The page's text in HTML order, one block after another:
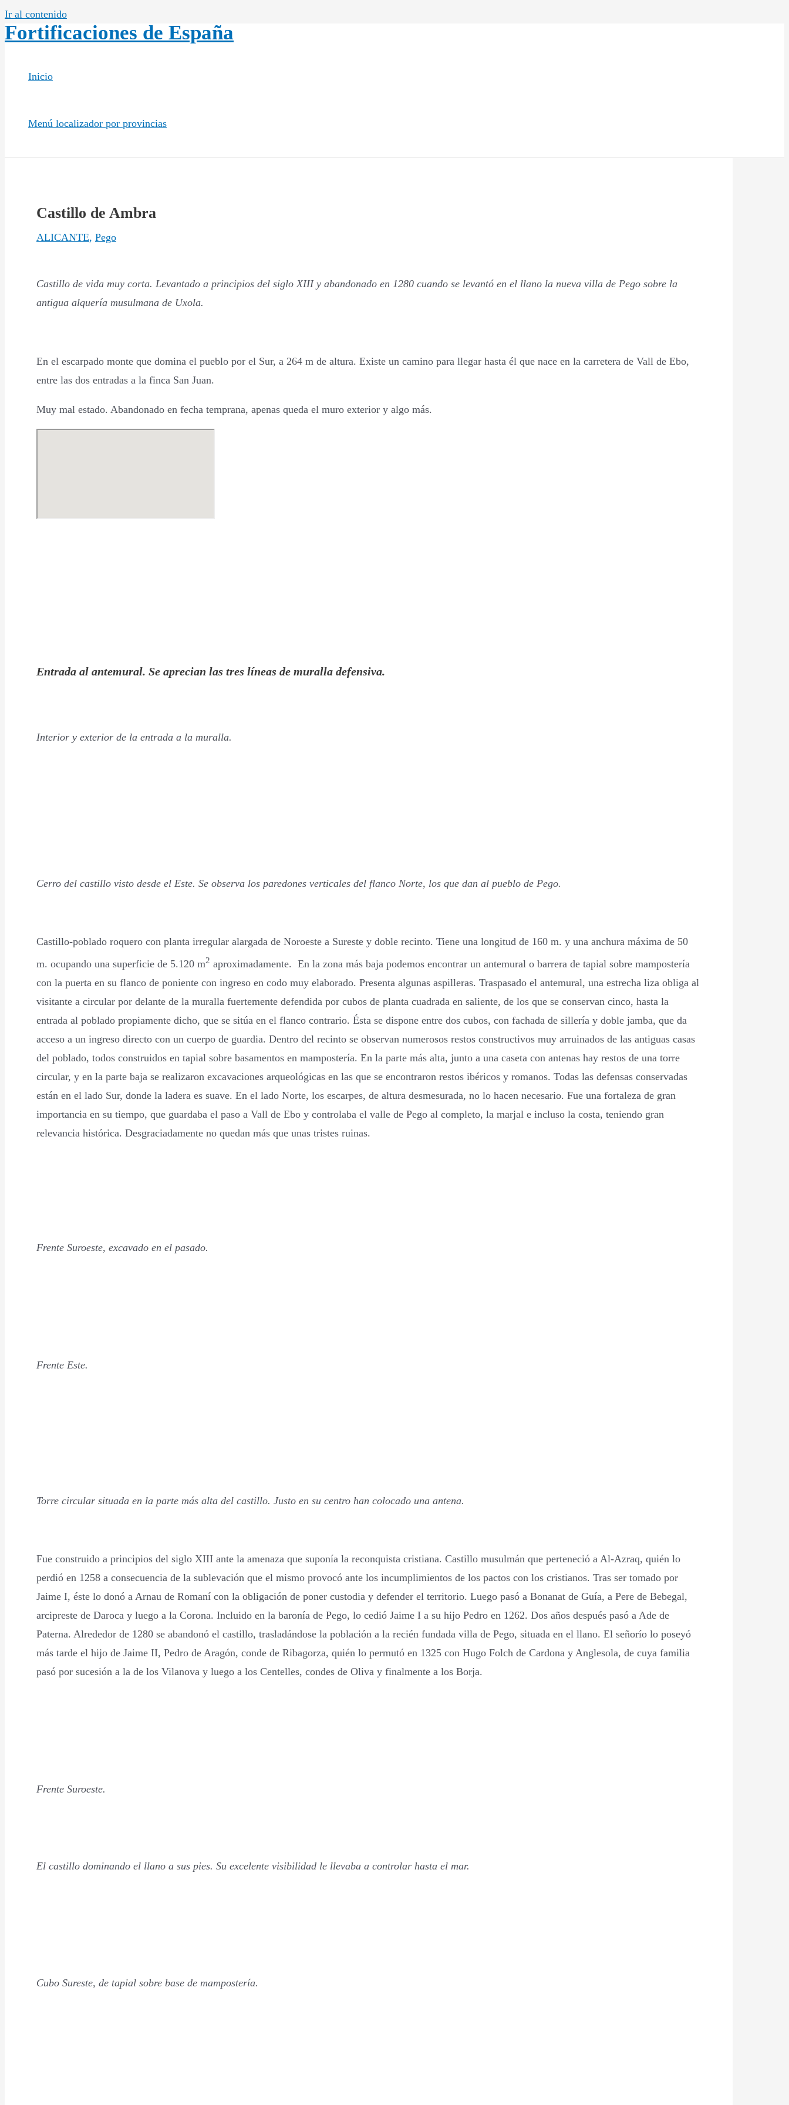
Ir al contenido
Fortificaciones de España
Inicio
Menú localizador por provincias
Castillo de Ambra
ALICANTE, Pego
Castillo de vida muy corta. Levantado a principios del siglo XIII y abandonado en 1280 cuando se levantó en el llano la nueva villa de Pego sobre la
antigua alquería musulmana de Uxola.
En el escarpado monte que domina el pueblo por el Sur, a 264 m de altura. Existe un camino para llegar hasta él que nace en la carretera de Vall de Ebo,
entre las dos entradas a la finca San Juan.
Muy mal estado. Abandonado en fecha temprana, apenas queda el muro exterior y algo más.
Entrada al antemural. Se aprecian las tres líneas de muralla defensiva.
Interior y exterior de la entrada a la muralla.
Cerro del castillo visto desde el Este. Se observa los paredones verticales del flanco Norte, los que dan al pueblo de Pego.
Castillo-poblado roquero con planta irregular alargada de Noroeste a Sureste y doble recinto. Tiene una longitud de 160 m. y una anchura máxima de 50
m. ocupando una superficie de 5.120 m2 aproximadamente. En la zona más baja podemos encontrar un antemural o barrera de tapial sobre mampostería
con la puerta en su flanco de poniente con ingreso en codo muy elaborado. Presenta algunas aspilleras. Traspasado el antemural, una estrecha liza obliga al
visitante a circular por delante de la muralla fuertemente defendida por cubos de planta cuadrada en saliente, de los que se conservan cinco, hasta la
entrada al poblado propiamente dicho, que se sitúa en el flanco contrario. Ésta se dispone entre dos cubos, con fachada de sillería y doble jamba, que da
acceso a un ingreso directo con un cuerpo de guardia. Dentro del recinto se observan numerosos restos constructivos muy arruinados de las antiguas casas
del poblado, todos construidos en tapial sobre basamentos en mampostería. En la parte más alta, junto a una caseta con antenas hay restos de una torre
circular, y en la parte baja se realizaron excavaciones arqueológicas en las que se encontraron restos ibéricos y romanos. Todas las defensas conservadas
están en el lado Sur, donde la ladera es suave. En el lado Norte, los escarpes, de altura desmesurada, no lo hacen necesario. Fue una fortaleza de gran
importancia en su tiempo, que guardaba el paso a Vall de Ebo y controlaba el valle de Pego al completo, la marjal e incluso la costa, teniendo gran
relevancia histórica. Desgraciadamente no quedan más que unas tristes ruinas.
Frente Suroeste, excavado en el pasado.
Frente Este.
Torre circular situada en la parte más alta del castillo. Justo en su centro han colocado una antena.
Fue construido a principios del siglo XIII ante la amenaza que suponía la reconquista cristiana. Castillo musulmán que perteneció a Al-Azraq, quién lo
perdió en 1258 a consecuencia de la sublevación que el mismo provocó ante los incumplimientos de los pactos con los cristianos. Tras ser tomado por
Jaime I, éste lo donó a Arnau de Romaní con la obligación de poner custodia y defender el territorio. Luego pasó a Bonanat de Guía, a Pere de Bebegal,
arcipreste de Daroca y luego a la Corona. Incluido en la baronía de Pego, lo cedió Jaime I a su hijo Pedro en 1262. Dos años después pasó a Ade de
Paterna. Alrededor de 1280 se abandonó el castillo, trasladándose la población a la recién fundada villa de Pego, situada en el llano. El señorío lo poseyó
más tarde el hijo de Jaime II, Pedro de Aragón, conde de Ribagorza, quién lo permutó en 1325 con Hugo Folch de Cardona y Anglesola, de cuya familia
pasó por sucesión a la de los Vilanova y luego a los Centelles, condes de Oliva y finalmente a los Borja.
Frente Suroeste.
El castillo dominando el llano a sus pies. Su excelente visibilidad le llevaba a controlar hasta el mar.
Cubo Sureste, de tapial sobre base de mampostería.